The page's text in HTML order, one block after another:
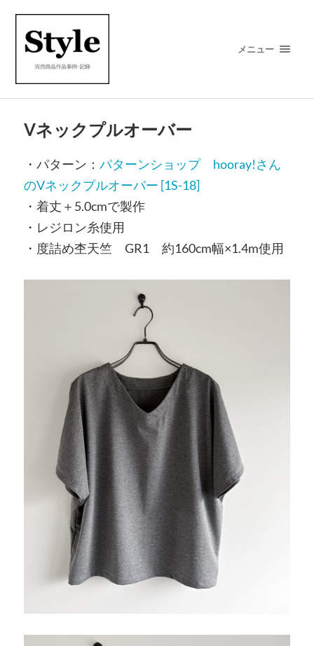
メニュー
Vネックプルオーバー
・パターン： パターンショップ hooray!さん
のVネックプルオーバー [1S-18]
・着丈＋5.0cmで製作
・レジロン糸使用
・度詰め杢天竺 GR1 約160cm幅×1.4m使用